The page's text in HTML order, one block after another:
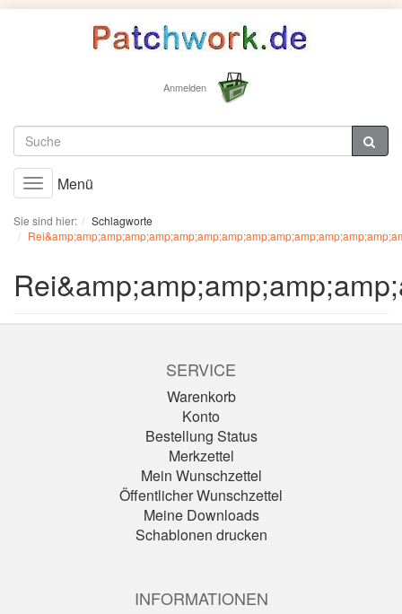
Anmelden
Toggle
navigation
Menü
Sie sind hier:
Schlagworte
SERVICE
Warenkorb
Konto
Bestellung Status
Merkzettel
Mein Wunschzettel
Öffentlicher Wunschzettel
Meine Downloads
Schablonen drucken
INFORMATIONEN